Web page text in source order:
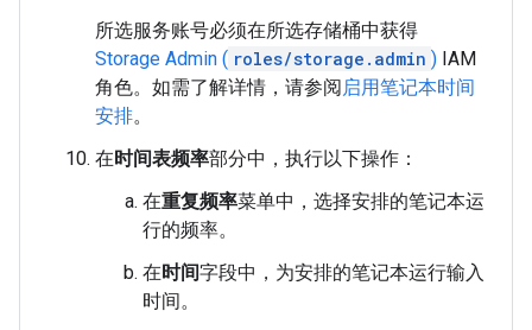
所选服务账号必须在所选存储桶中获得
Storage Admin ( roles/storage.admin ) IAM
角色。如需了解详情，请参阅 启用笔记本时间
安排。
在时间表频率部分中，执行以下操作：
在重复频率菜单中，选择安排的笔记本运
行的频率。
在时间字段中，为安排的笔记本运行输入
时间。